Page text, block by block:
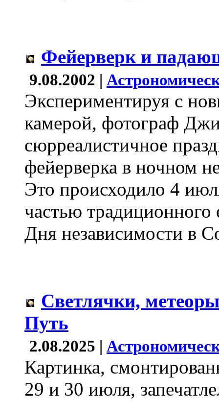
Фейерверк и
9.08.2002 |
Экспериментируя с
камерой, фотограф
сюрреалистичное
фейерверка в ночном
Это происходило 4
частью традиционного
Дня независимости в
Светлячки,
Путь
2.08.2025 |
Картинка,
29 и 30 июля,